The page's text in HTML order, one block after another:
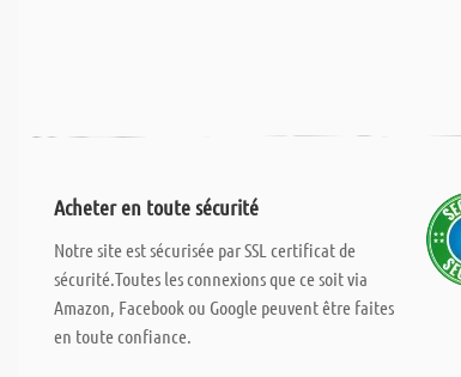
Acheter en toute sécurité
Notre site est sécurisée par SSL certificat de
sécurité.Toutes les connexions que ce soit via
Amazon, Facebook ou Google peuvent être faites
en toute confiance.